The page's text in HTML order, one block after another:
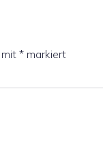
* markiert